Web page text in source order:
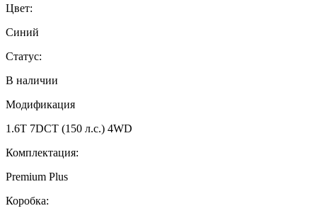
Цвет:
Синий
Статус:
В наличии
Модификация
1.6T 7DCT (150 л.с.) 4WD
Комплектация:
Premium Plus
Коробка: